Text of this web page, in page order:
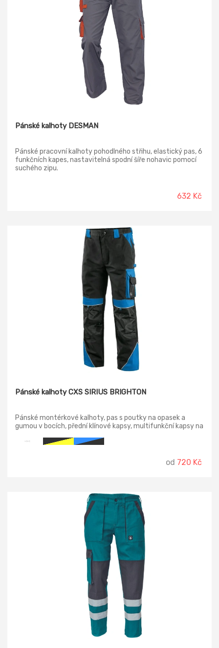
Pánské kalhoty DESMAN
Pánské pracovní kalhoty pohodlného střihu, elastický pas, 6
funkčních kapes, nastavitelná spodní šíře nohavic pomocí
suchého zipu.
632 Kč
Pánské kalhoty CXS SIRIUS BRIGHTON
Pánské montérkové kalhoty, pas s poutky na opasek a
gumou v bocích, přední klínové kapsy, multifunkční kapsy na
polyesterem s možností vložení kolenních výztuh, dvě
od 720 Kč